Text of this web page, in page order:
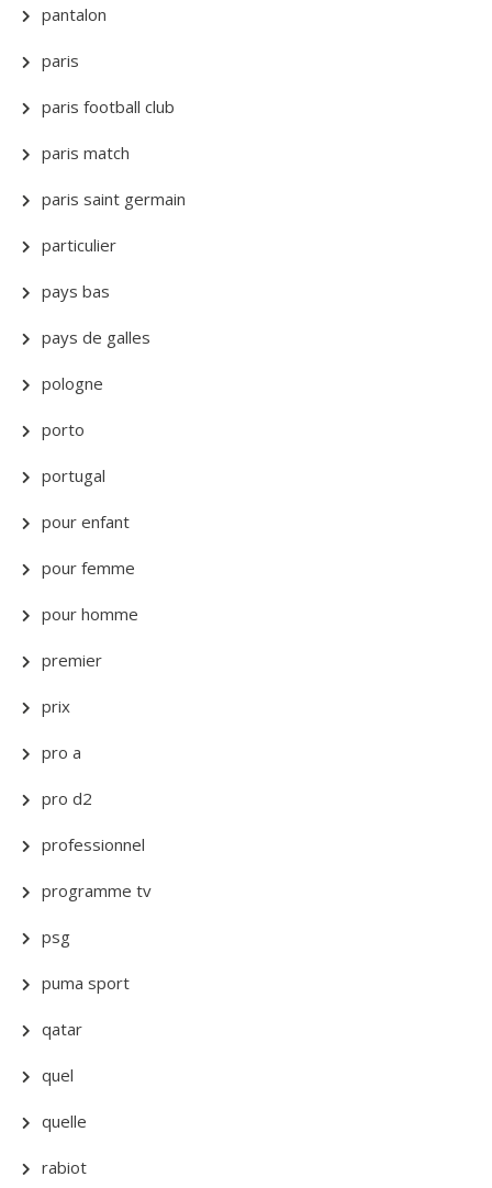
pantalon
paris
paris football club
paris match
paris saint germain
particulier
pays bas
pays de galles
pologne
porto
portugal
pour enfant
pour femme
pour homme
premier
prix
pro a
pro d2
professionnel
programme tv
psg
puma sport
qatar
quel
quelle
rabiot